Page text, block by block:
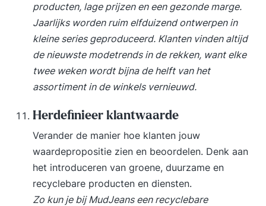
producten, lage prijzen en een gezonde marge.
Jaarlijks worden ruim elfduizend ontwerpen in
kleine series geproduceerd. Klanten vinden altijd
de nieuwste modetrends in de rekken, want elke
twee weken wordt bijna de helft van het
assortiment in de winkels vernieuwd.
Herdefinieer klantwaarde
Verander de manier hoe klanten jouw
waardepropositie zien en beoordelen. Denk aan
het introduceren van groene, duurzame en
recyclebare producten en diensten.
Zo kun je bij MudJeans een recyclebare